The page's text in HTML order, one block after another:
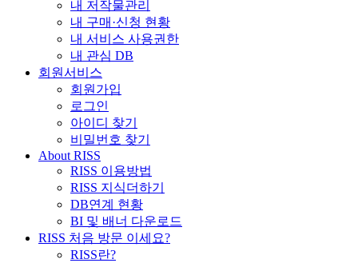
내 저작물관리
내 구매·신청 현황
내 서비스 사용권한
내 관심 DB
회원서비스
회원가입
로그인
아이디 찾기
비밀번호 찾기
About RISS
RISS 이용방법
RISS 지식더하기
DB연계 현황
BI 및 배너 다운로드
RISS 처음 방문 이세요?
RISS란?